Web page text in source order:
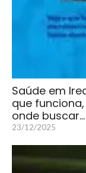
Saúde em
que
onde buscar…
23/12/2025